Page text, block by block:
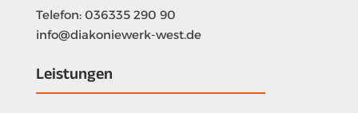
Telefon: 036335 290 90
info@diakoniewerk-west.de
Leistungen